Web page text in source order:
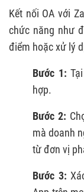
Kết nối OA với
chức năng như
điểm hoặc xử lý
Bước 1:
hợp.
Bước 2:
mà doanh
từ đơn vị
Bước 3: